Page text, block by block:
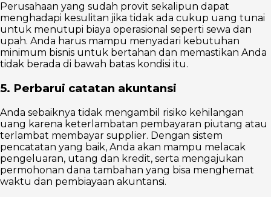
Perusahaan yang sudah provit sekalipun dapat
menghadapi kesulitan jika tidak ada cukup uang tunai
untuk menutupi biaya operasional seperti sewa dan
upah. Anda harus mampu menyadari kebutuhan
minimum bisnis untuk bertahan dan memastikan Anda
tidak berada di bawah batas kondisi itu.
5. Perbarui catatan akuntansi
Anda sebaiknya tidak mengambil risiko kehilangan
uang karena keterlambatan pembayaran piutang atau
terlambat membayar supplier. Dengan sistem
pencatatan yang baik, Anda akan mampu melacak
pengeluaran, utang dan kredit, serta mengajukan
permohonan dana tambahan yang bisa menghemat
waktu dan pembiayaan akuntansi.